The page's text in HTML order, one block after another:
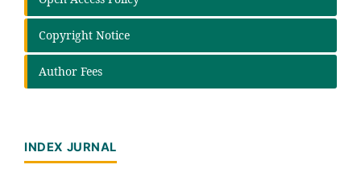
Copyright Notice
Author Fees
INDEX JURNAL